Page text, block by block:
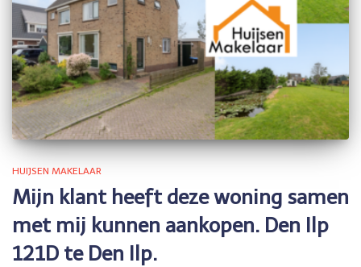
HUIJSEN MAKELAAR
Mijn klant heeft deze woning samen
met mij kunnen aankopen. Den Ilp
121D te Den Ilp.